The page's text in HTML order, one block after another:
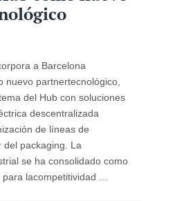
a Barcelona
nuevo partnertecnológico,
del Hub con soluciones
descentralizada
de líneas de
del packaging. La
se ha consolidado como
lacompetitividad ...